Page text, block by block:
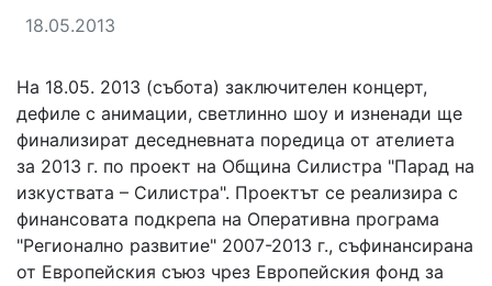
18.05.2013
На 18.05. 2013 (събота) заключителен концерт,
дефиле с анимации, светлинно шоу и изненади ще
финализират деседневната поредица от ателиета
за 2013 г. по проект на Община Силистра "Парад на
изкуствата – Силистра". Проектът се реализира с
финансовата подкрепа на Оперативна програма
"Регионално развитие" 2007-2013 г., съфинансирана
от Европейския съюз чрез Европейския фонд за